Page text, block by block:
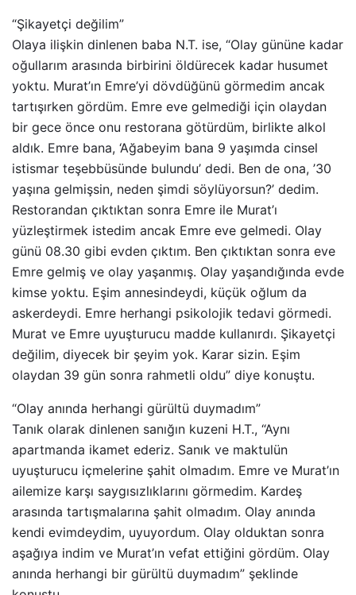
“Şikayetçi değilim”
Olaya ilişkin dinlenen baba N.T. ise, “Olay gününe kadar
oğullarım arasında birbirini öldürecek kadar husumet
yoktu. Murat’ın Emre’yi dövdüğünü görmedim ancak
tartışırken gördüm. Emre eve gelmediği için olaydan
bir gece önce onu restorana götürdüm, birlikte alkol
aldık. Emre bana, ‘Ağabeyim bana 9 yaşımda cinsel
istismar teşebbüsünde bulundu’ dedi. Ben de ona, ’30
yaşına gelmişsin, neden şimdi söylüyorsun?’ dedim.
Restorandan çıktıktan sonra Emre ile Murat’ı
yüzleştirmek istedim ancak Emre eve gelmedi. Olay
günü 08.30 gibi evden çıktım. Ben çıktıktan sonra eve
Emre gelmiş ve olay yaşanmış. Olay yaşandığında evde
kimse yoktu. Eşim annesindeydi, küçük oğlum da
askerdeydi. Emre herhangi psikolojik tedavi görmedi.
Murat ve Emre uyuşturucu madde kullanırdı. Şikayetçi
değilim, diyecek bir şeyim yok. Karar sizin. Eşim
olaydan 39 gün sonra rahmetli oldu” diye konuştu.
“Olay anında herhangi gürültü duymadım”
Tanık olarak dinlenen sanığın kuzeni H.T., “Aynı
apartmanda ikamet ederiz. Sanık ve maktulün
uyuşturucu içmelerine şahit olmadım. Emre ve Murat’ın
ailemize karşı saygısızlıklarını görmedim. Kardeş
arasında tartışmalarına şahit olmadım. Olay anında
kendi evimdeydim, uyuyordum. Olay olduktan sonra
aşağıya indim ve Murat’ın vefat ettiğini gördüm. Olay
anında herhangi bir gürültü duymadım” şeklinde